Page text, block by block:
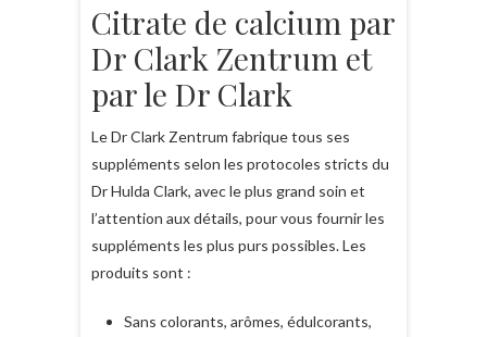
Citrate de calcium par
Dr Clark Zentrum et
par le Dr Clark
Le Dr Clark Zentrum fabrique tous ses
suppléments selon les protocoles stricts du
Dr Hulda Clark, avec le plus grand soin et
l’attention aux détails, pour vous fournir les
suppléments les plus purs possibles. Les
produits sont :
Sans colorants, arômes, édulcorants,